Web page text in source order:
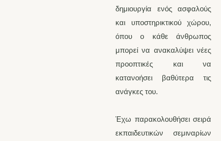
δημιουργία ενός ασφαλούς
και υποστηρικτικού χώρου,
όπου ο κάθε άνθρωπος
μπορεί να ανακαλύψει νέες
προοπτικές και να
κατανοήσει βαθύτερα τις
ανάγκες του.
Έχω παρακολουθήσει σειρά
εκπαιδευτικών σεμιναρίων